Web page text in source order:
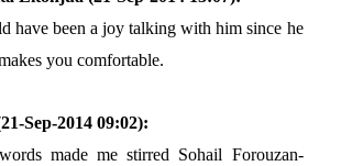
have been a joy talking with him since he
you comfortable.
Sep-2014 09:02):
made me stirred Sohail Forouzan-